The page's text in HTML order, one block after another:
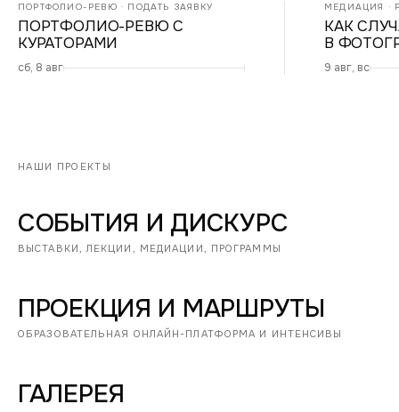
ПОРТФОЛИО-РЕВЮ · ПОДАТЬ ЗАЯВКУ
ПОРТФОЛИО-РЕВЮ С
КУРАТОРАМИ
сб, 8 авг
МЕДИАЦИЯ ·
КАК
В
9 авг, вс
НАШИ ПРОЕКТЫ
СОБЫТИЯ И ДИСКУРС
ВЫСТАВКИ, ЛЕКЦИИ, МЕДИАЦИИ, ПРОГРАММЫ
ПРОЕКЦИЯ И МАРШРУТЫ
ОБРАЗОВАТЕЛЬНАЯ ОНЛАЙН-ПЛАТФОРМА И ИНТЕНСИВЫ
ГАЛЕРЕЯ